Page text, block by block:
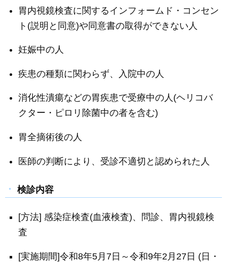
胃内視鏡検査に関するインフォームド・コンセン
ト(説明と同意)や同意書の取得ができない人
妊娠中の人
疾患の種類に関わらず、入院中の人
消化性潰瘍などの胃疾患で受療中の人(ヘリコバ
クター・ピロリ除菌中の者を含む)
胃全摘術後の人
医師の判断により、受診不適切と認められた人
検診内容
[方法] 感染症検査(血液検査)、問診、胃内視鏡検
査
[実施期間]令和8年5月7日～令和9年2月27日 (日・